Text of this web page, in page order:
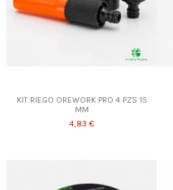
KIT RIEGO OREWORK PRO 4 PZS 15
MM
4,83 €